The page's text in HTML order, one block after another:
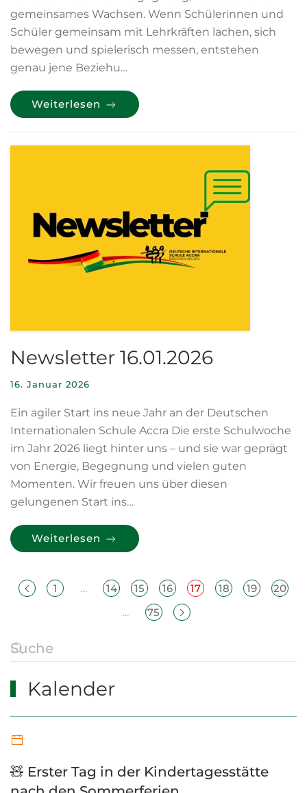
gemeinsames Wachsen. Wenn Schülerinnen und
Schüler gemeinsam mit Lehrkräften lachen, sich
bewegen und spielerisch messen, entstehen
genau jene Beziehu…
Weiterlesen
Newsletter 16.01.2026
16. Januar 2026
Ein agiler Start ins neue Jahr an der Deutschen
Internationalen Schule Accra Die erste Schulwoche
im Jahr 2026 liegt hinter uns – und sie war geprägt
von Energie, Begegnung und vielen guten
Momenten. Wir freuen uns über diesen
gelungenen Start ins…
Weiterlesen
1 … 14 15 16 17 18 19
20
…
75
Kalender
🧸 Erster Tag in der Kindertagesstätte